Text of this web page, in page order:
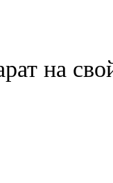
на